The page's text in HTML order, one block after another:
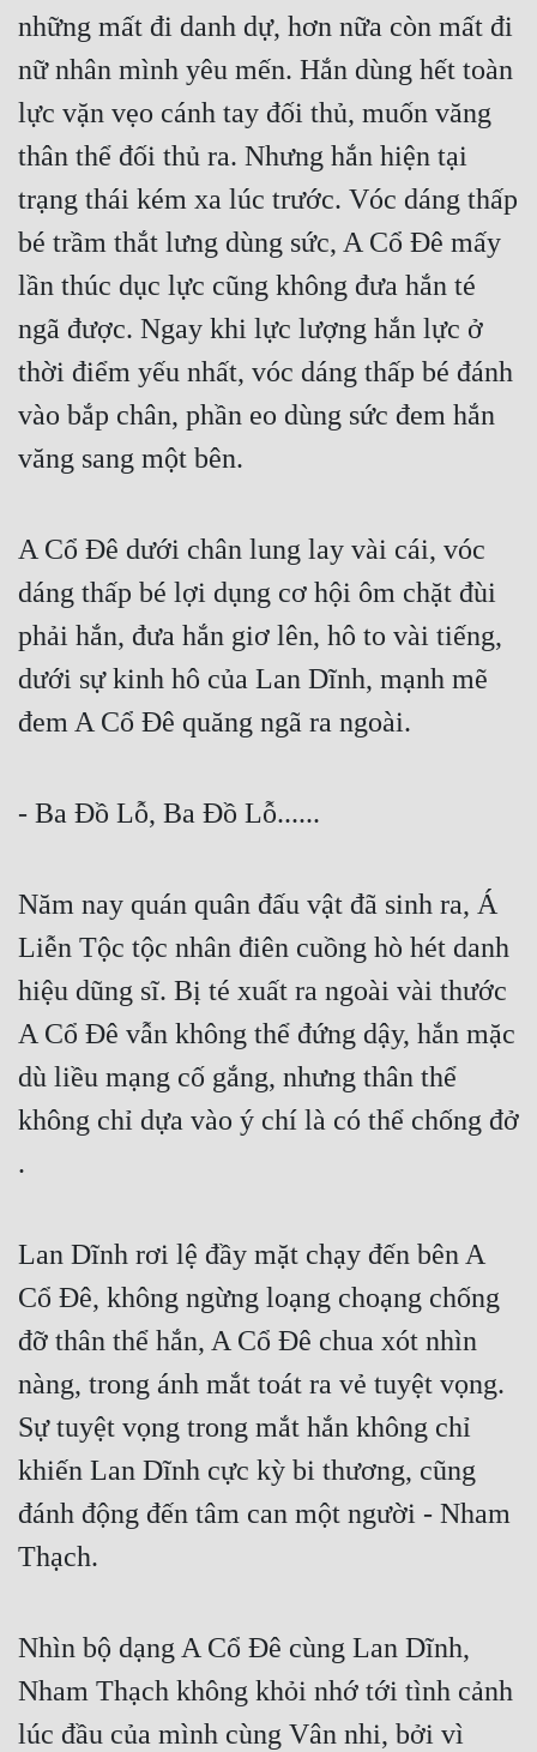
Tính Cách Nhân Vật :
Cơ Trí
Sát Phạt Quyết Đoán
những mất đi danh dự, hơn nữa còn mất đi
nữ nhân mình yêu mến. Hắn dùng hết toàn
lực vặn vẹo cánh tay đối thủ, muốn văng
thân thể đối thủ ra. Nhưng hắn hiện tại
trạng thái kém xa lúc trước. Vóc dáng thấp
bé trầm thắt lưng dùng sức, A Cổ Đê mấy
lần thúc dục lực cũng không đưa hắn té
ngã được. Ngay khi lực lượng hắn lực ở
thời điểm yếu nhất, vóc dáng thấp bé đánh
vào bắp chân, phần eo dùng sức đem hắn
văng sang một bên.
A Cổ Đê dưới chân lung lay vài cái, vóc
dáng thấp bé lợi dụng cơ hội ôm chặt đùi
phải hắn, đưa hắn giơ lên, hô to vài tiếng,
dưới sự kinh hô của Lan Dĩnh, mạnh mẽ
đem A Cổ Đê quăng ngã ra ngoài.
- Ba Đồ Lỗ, Ba Đồ Lỗ......
Năm nay quán quân đấu vật đã sinh ra, Á
Liễn Tộc tộc nhân điên cuồng hò hét danh
hiệu dũng sĩ. Bị té xuất ra ngoài vài thước
A Cổ Đê vẫn không thể đứng dậy, hắn mặc
dù liều mạng cố gắng, nhưng thân thể
không chỉ dựa vào ý chí là có thể chống đở
.
Lan Dĩnh rơi lệ đầy mặt chạy đến bên A
Cổ Đê, không ngừng loạng choạng chống
đỡ thân thể hắn, A Cổ Đê chua xót nhìn
nàng, trong ánh mắt toát ra vẻ tuyệt vọng.
Sự tuyệt vọng trong mắt hắn không chỉ
khiến Lan Dĩnh cực kỳ bi thương, cũng
đánh động đến tâm can một người - Nham
Thạch.
Nhìn bộ dạng A Cổ Đê cùng Lan Dĩnh,
Nham Thạch không khỏi nhớ tới tình cảnh
lúc đầu của mình cùng Vân nhi, bởi vì